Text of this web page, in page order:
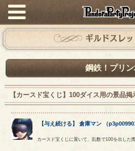
ギルドスレッ
鋼鉄！プリ
【カースド宝くじ】100ダイス用の景品掲
【与え続ける】倉庫マン （
カースド宝くじに置いて、乱数で100を出した